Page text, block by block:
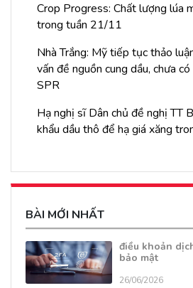
Crop Progress: Chất lượng lúa
trong tuần 21/11
Nhà Trắng: Mỹ tiếp tục thảo
vấn đề nguồn cung dầu, chưa
SPR
Hạ nghị sĩ Dân chủ đề nghị TT
khẩu dầu thô để hạ giá xăng
BÀI MỚI NHẤT
điều khoản
bảo mật
26/06/2026